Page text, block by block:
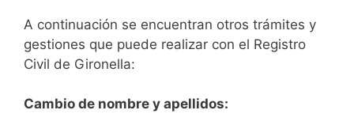
A continuación se encuentran otros trámites y
gestiones que puede realizar con el Registro
Civil de Gironella:
Cambio de nombre y apellidos: